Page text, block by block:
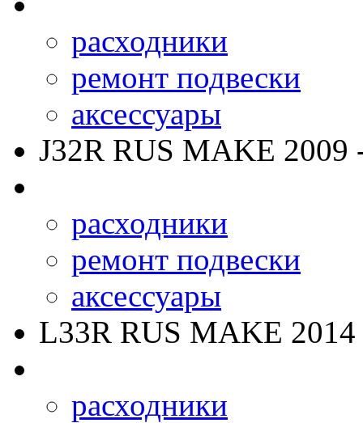
расходники
ремонт подвески
аксессуары
J32R RUS MAKE 2009
расходники
ремонт подвески
аксессуары
L33R RUS MAKE 2014
расходники